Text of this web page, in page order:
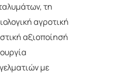
τη
αγροτική
αξιοποίησή
με